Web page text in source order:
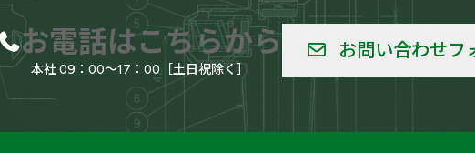
バルク供給用
サニタリー 醸造機器
お電話はこちらから
本社 09：00～17：00［土日祝除く］
お問い合わせフ